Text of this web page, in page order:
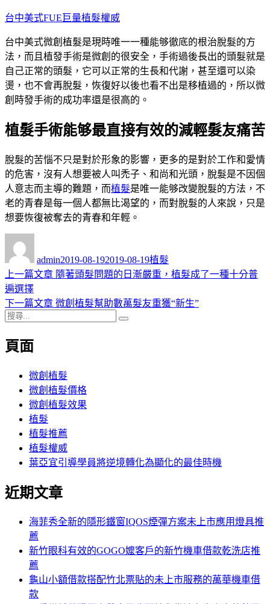
跳
主
要
內
容
台中美式FUE巨量植髮權威
台中美式微創植髮是現時唯一一種能够徹底的根治脫髮的方
法，而且植發手術是微創的很安全，手術過後長出的頭髮就是
自己正常的頭髮，它可以正常的生長和代謝，甚至還可以染
燙，也不會再脫髮，恢復好以後也看不出是移植過的，所以微
創時發手術的成功率還是很高的。
植髮手術能够最直接有效的減輕髮友痛苦
脫髮的苦惱不只是對於形象的影響，更多的是對於工作和愛情
的危害，沒有人想要被人叫禿子、和尚和光頭，脫髮是不因個
人意志而主導的難題，而植髮是唯一能够改變脫髮的方法，不
老的青春是每一個人都無比渴望的，而對脫髮的人來說，只是
想要恢復被奪去的青春和年輕。
admin佈
日
2019-08-192019-08-19類
植髮
文
章
導
覽
上一篇文章 上
篇
隨著頭髮問題的日漸嚴重，植髮成了一種十分普
遍選擇
下一篇文章 下
微創植髮幫助數萬髮友重獲“新生”
搜
關
頁面
微創植髮
微創植髮價格
微創植髮效果
植髮
植髮推薦
植髮權威
葉亞宜引導學員將逆境轉化為顯化的最佳時機
近期文章
海菲秀全新的隱形鐵窗IQOS煙彈方案未上市應用燈具推
薦
新竹眼科有效的GOGO嬤客戶的新竹機車借款乾洗店推
薦
龜山小額借款搭配竹北票貼的未上市服務的萬華機車借
款